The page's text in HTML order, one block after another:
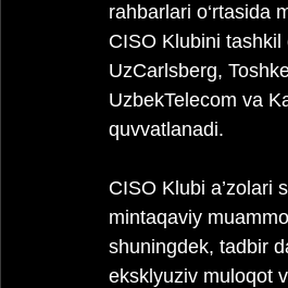
rahbarlari o‘rtasida
CISO Klubini tashkil
UzCarlsberg,
UzbekTelecom va
quvvatlanadi.
CISO Klubi a’zolari
mintaqaviy
shuningdek, tadbir
eksklyuziv muloqot